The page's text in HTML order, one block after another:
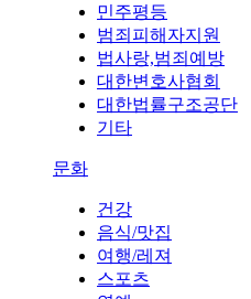
민주평등
범죄피해자지원
법사랑,범죄예방
대한변호사협회
대한법률구조공단
기타
문화
건강
음식/맛집
여행/레져
스포츠